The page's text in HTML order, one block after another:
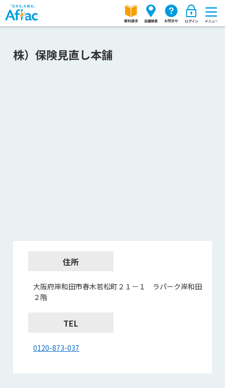
株）保険見直し本舗
住所
大阪府岸和田市春木若松町２１－１ ラパーク岸和田
２階
TEL
0120-873-037